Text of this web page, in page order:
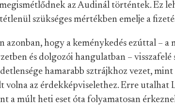
az Audinál történtek. Ez
szükséges mértékben emelje a
azonban, hogy a keménykedés ezúttal – a
és dolgozói hangulatban – visszafelé
hamarabb sztrájkhoz vezet, mint
az érdekképviselethez. Erre utalhat
a múlt heti eset óta folyamatosan